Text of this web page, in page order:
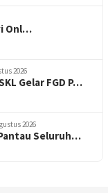
Onl…
2026
Gelar FGD P…
2026
Seluruh…